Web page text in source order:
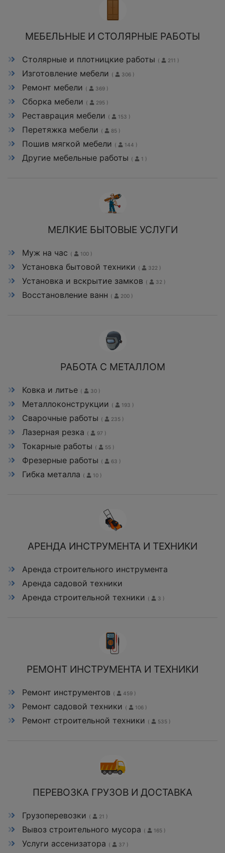
МЕБЕЛЬНЫЕ И СТОЛЯРНЫЕ РАБОТЫ
Столярные и плотницкие работы ( 211 )
Изготовление мебели ( 306 )
Ремонт мебели ( 369 )
Сборка мебели ( 295 )
Реставрация мебели ( 153 )
Перетяжка мебели ( 85 )
Пошив мягкой мебели ( 144 )
Другие мебельные работы ( 1 )
МЕЛКИЕ БЫТОВЫЕ УСЛУГИ
Муж на час ( 100 )
Установка бытовой техники ( 322 )
Установка и вскрытие замков ( 32 )
Восстановление ванн ( 200 )
РАБОТА С МЕТАЛЛОМ
Ковка и литье ( 30 )
Металлоконструкции ( 193 )
Сварочные работы ( 235 )
Лазерная резка ( 97 )
Токарные работы ( 55 )
Фрезерные работы ( 63 )
Гибка металла ( 10 )
АРЕНДА ИНСТРУМЕНТА И ТЕХНИКИ
Аренда строительного инструмента
Аренда садовой техники
Аренда строительной техники ( 3 )
РЕМОНТ ИНСТРУМЕНТА И ТЕХНИКИ
Ремонт инструментов ( 459 )
Ремонт садовой техники ( 106 )
Ремонт строительной техники ( 535 )
ПЕРЕВОЗКА ГРУЗОВ И ДОСТАВКА
Грузоперевозки ( 21 )
Вывоз строительного мусора ( 165 )
Услуги ассенизатора ( 37 )